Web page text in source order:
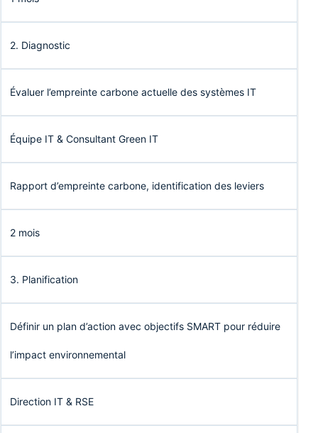
2. Diagnostic
Évaluer l’empreinte carbone actuelle des systèmes IT
Équipe IT & Consultant Green IT
Rapport d’empreinte carbone, identification des leviers
2 mois
3. Planification
Définir un plan d’action avec objectifs SMART pour réduire
l’impact environnemental
Direction IT & RSE